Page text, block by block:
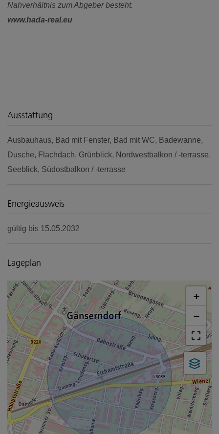
Nahverhältnis zum Abgeber besteht.
www.hada-real.eu
Ausstattung
Ausbauhaus Bad mit Fenster Bad mit WC
Badewanne
Dusche
Flachdach Grünblick Nordwestbalkon / -terrasse
Seeblick Südostbalkon / -terrasse
Energieausweis
gültig bis 15.05.2032
Lageplan
+
−